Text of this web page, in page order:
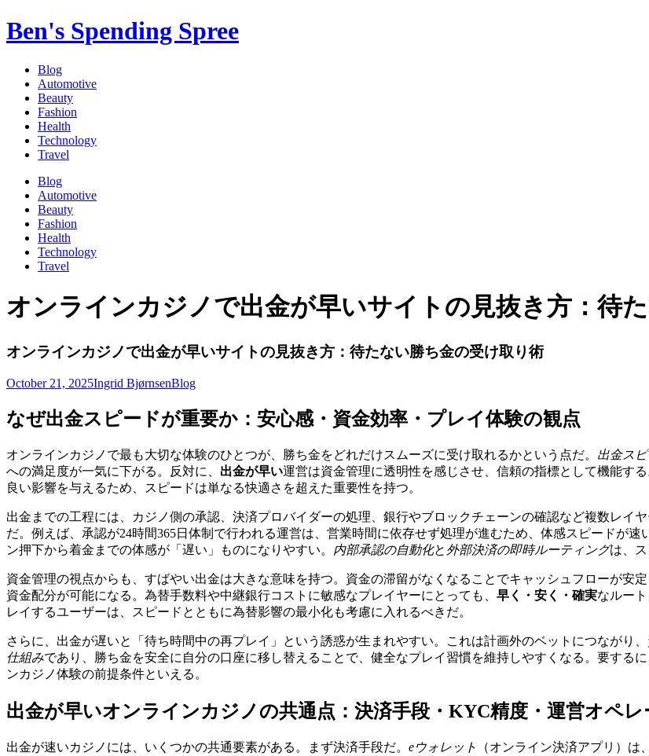
Skip
to
Ben's Spending Spree
Blog
Automotive
Beauty
Fashion
Health
Technology
Travel
Blog
Automotive
Beauty
Fashion
Health
Technology
Travel
オンラインカジノで出金が早いサイトの見抜き方：待
オンラインカジノで出金が早いサイトの見抜き方：待たない勝ち金の受け取り術
October 21, 2025Ingrid BjørnsenBlog
なぜ出金スピードが重要か：安心感・資金効率・プレイ体験の観点
オンラインカジノで最も大切な体験のひとつが、勝ち金をどれだけスムーズに受け取れるかという点だ。 出金ス
への満足度が一気に下がる。反対に、 出金が早い運営は資金管理に透明性を感じさせ、信頼の指標として機能す
良い影響を与えるため、スピードは単なる快適さを超えた重要性を持つ。
出金までの工程には、カジノ側の承認、決済プロバイダーの処理、銀行やブロックチェーンの確認など複数レイ
だ。例えば、承認が24時間365日体制で行われる運営は、営業時間に依存せず処理が進むため、体感スピードが
ン押下から着金までの体感が「遅い」ものになりやすい。 内部承認の自動化と 外部決済の即時ルーティングは、
資金管理の視点からも、すばやい出金は大きな意味を持つ。資金の滞留がなくなることでキャッシュフローが安
資金配分が可能になる。為替手数料や中継銀行コストに敏感なプレイヤーにとっても、 早く・安く・確実なルー
レイするユーザーは、スピードとともに為替影響の最小化も考慮に入れるべきだ。
さらに、出金が遅いと「待ち時間中の再プレイ」という誘惑が生まれやすい。これは計画外のベットにつながり
仕組みであり、勝ち金を安全に自分の口座に移し替えることで、健全なプレイ習慣を維持しやすくなる。要するに
ンカジノ体験の前提条件といえる。
出金が早いオンラインカジノの共通点：決済手段・KYC精度・運営オペレ
出金が速いカジノには、いくつかの共通要素がある。まず決済手段だ。 eウォレット
（オンライン決済アプリ）